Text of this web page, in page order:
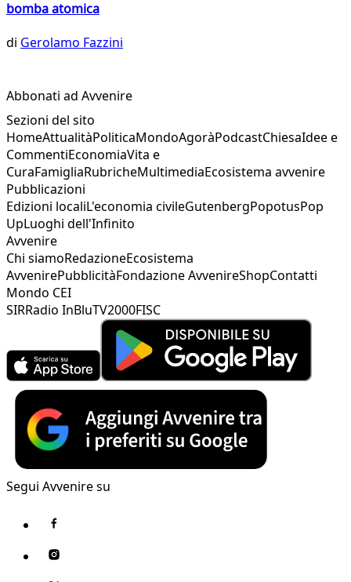
bomba atomica
di Gerolamo Fazzini
Abbonati ad Avvenire
Sezioni del sito
HomeAttualitàPoliticaMondoAgoràPodcastChiesaIdee e
CommentiEconomiaVita e
CuraFamigliaRubricheMultimediaEcosistema avvenire
Pubblicazioni
Edizioni localiL'economia civileGutenbergPopotusPop
UpLuoghi dell'Infinito
Avvenire
Chi siamoRedazioneEcosistema
AvvenirePubblicitàFondazione AvvenireShopContatti
Mondo CEI
SIRRadio InBluTV2000FISC
Segui Avvenire su